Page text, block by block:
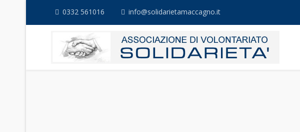
0332 561016 info@solidarietamaccagno.it